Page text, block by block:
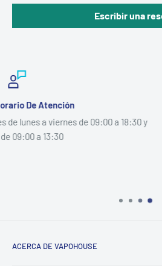
Escribir una
y
Plataforma de
ACERCA DE VAPOHOUSE